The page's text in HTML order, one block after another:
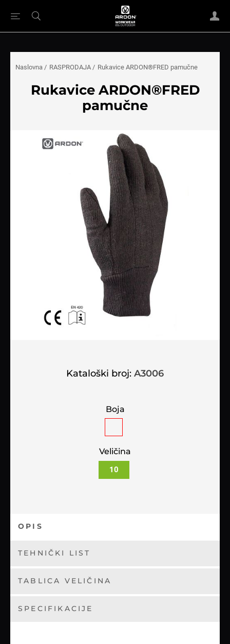
Naslovna / RASPRODAJA / Rukavice ARDON®FRED pamučne
Rukavice ARDON®FRED
pamučne
Kataloški broj: A3006
Boja
Veličina
10
OPIS
TEHNIČKI LIST
TABLICA VELIČINA
SPECIFIKACIJE